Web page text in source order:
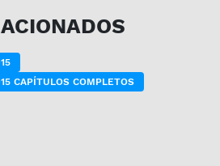
CAPÍTULOS COMPLETOS